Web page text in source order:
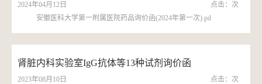
2024年04月12日 点击： 次
安徽医科大学第一附属医院药品询价函(2024年第一次).pd
肾脏内科实验室IgG抗体等13种试剂询价函
2023年08月10日 点击： 次